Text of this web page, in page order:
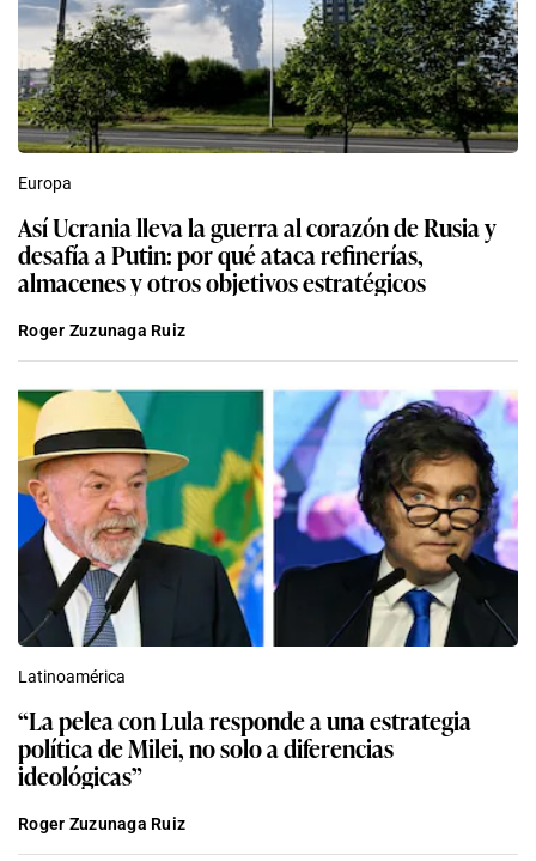
Europa
Así Ucrania lleva la guerra al corazón de Rusia y
desafía a Putin: por qué ataca refinerías,
almacenes y otros objetivos estratégicos
Roger Zuzunaga Ruiz
Latinoamérica
“La pelea con Lula responde a una estrategia
política de Milei, no solo a diferencias
ideológicas”
Roger Zuzunaga Ruiz